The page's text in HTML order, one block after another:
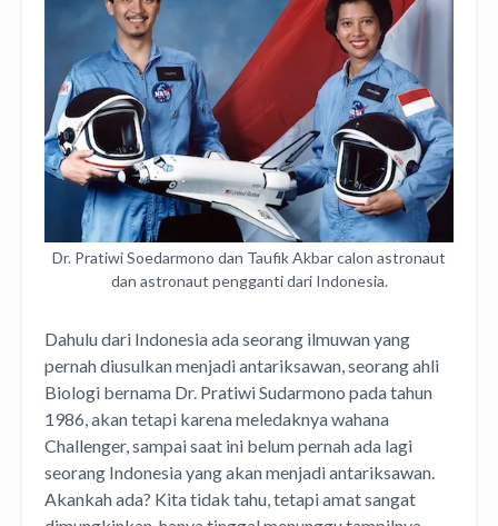
Dr. Pratiwi Soedarmono dan Taufik Akbar calon astronaut
dan astronaut pengganti dari Indonesia.
Dahulu dari Indonesia ada seorang ilmuwan yang
pernah diusulkan menjadi antariksawan, seorang ahli
Biologi bernama Dr. Pratiwi Sudarmono pada tahun
1986, akan tetapi karena meledaknya wahana
Challenger, sampai saat ini belum pernah ada lagi
seorang Indonesia yang akan menjadi antariksawan.
Akankah ada? Kita tidak tahu, tetapi amat sangat